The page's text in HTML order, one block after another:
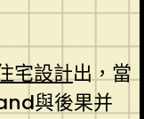
宅設計出，當
與後果并